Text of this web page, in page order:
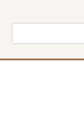
Поиск: